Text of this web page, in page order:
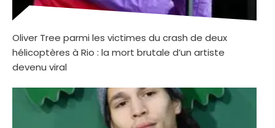
Oliver Tree parmi les victimes du crash de deux
hélicoptères à Rio : la mort brutale d’un artiste
devenu viral